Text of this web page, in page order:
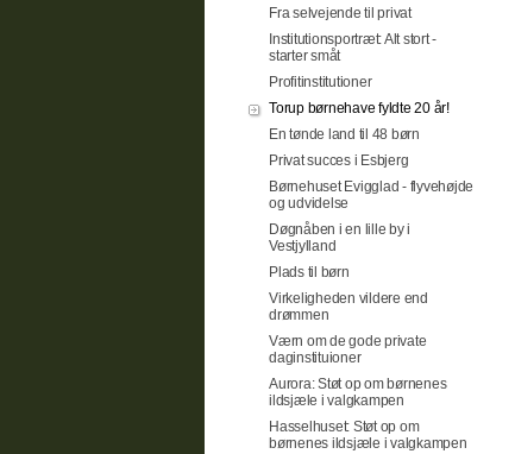
Fra selvejende til privat
Institutionsportræt: Alt stort -
starter småt
Profitinstitutioner
Torup børnehave fyldte 20 år!
En tønde land til 48 børn
Privat succes i Esbjerg
Børnehuset Evigglad - flyvehøjde
og udvidelse
Døgnåben i en lille by i
Vestjylland
Plads til børn
Virkeligheden vildere end
drømmen
Værn om de gode private
daginstituioner
Aurora: Støt op om børnenes
ildsjæle i valgkampen
Hasselhuset: Støt op om
børnenes ildsjæle i valgkampen